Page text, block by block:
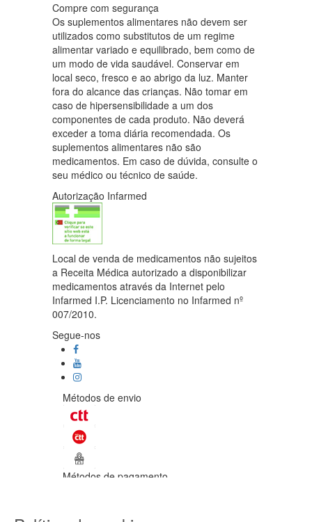
Compre com segurança
Os suplementos alimentares não devem ser
utilizados como substitutos de um regime
alimentar variado e equilibrado, bem como de
um modo de vida saudável. Conservar em
local seco, fresco e ao abrigo da luz. Manter
fora do alcance das crianças. Não tomar em
caso de hipersensibilidade a um dos
componentes de cada produto. Não deverá
exceder a toma diária recomendada. Os
suplementos alimentares não são
medicamentos. Em caso de dúvida, consulte o
seu médico ou técnico de saúde.
Autorização Infarmed
Local de venda de medicamentos não sujeitos
a Receita Médica autorizado a disponibilizar
medicamentos através da Internet pelo
Infarmed I.P. Licenciamento no Infarmed nº
007/2010.
Segue-nos
Métodos de envio
Métodos de pagamento